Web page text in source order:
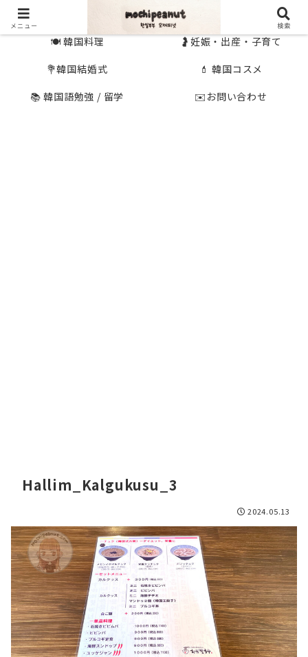
🍽 韓国料理
🤰妊娠・出産・子育て
💐韓国結婚式
💄 韓国コスメ
📚 韓国語勉強 / 留学
✉️お問い合わせ
Hallim_Kalgukusu_3
2024.05.13
メニュー 検索